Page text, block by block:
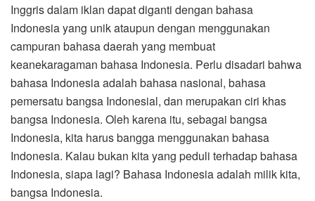
Inggris dalam iklan dapat diganti dengan bahasa
Indonesia yang unik ataupun dengan menggunakan
campuran bahasa daerah yang membuat
keanekaragaman bahasa Indonesia. Perlu disadari bahwa
bahasa Indonesia adalah bahasa nasional, bahasa
pemersatu bangsa Indonesial, dan merupakan ciri khas
bangsa Indonesia. Oleh karena itu, sebagai bangsa
Indonesia, kita harus bangga menggunakan bahasa
Indonesia. Kalau bukan kita yang peduli terhadap bahasa
Indonesia, siapa lagi? Bahasa Indonesia adalah milik kita,
bangsa Indonesia.